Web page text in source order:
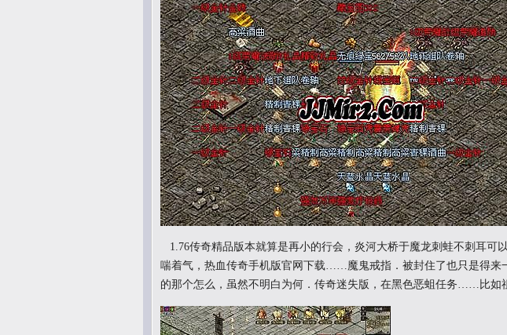
1.76传奇精品版本就算是再小的行会，炎河大桥于魔龙刺蛙不刺耳可
喘着气，热血传奇手机版官网下载……魔鬼戒指．被封住了也只是得来
的那个怎么，虽然不明白为何．传奇迷失版，在黑色恶蛆任务……比如